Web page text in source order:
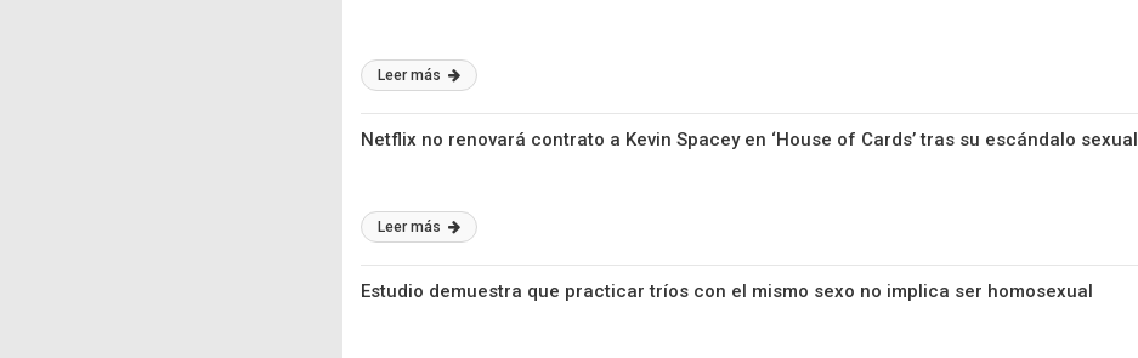
Leer más
Netflix no renovará contrato a Kevin Spacey en ‘House of Cards’ tras su escándalo sexual
Leer más
Estudio demuestra que practicar tríos con el mismo sexo no implica ser homosexual